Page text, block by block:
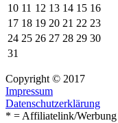
10 11 12 13 14 15 16
17 18 19 20 21 22 23
24 25 26 27 28 29 30
31
Copyright © 2017
Impressum
Datenschutzerklärung
* = Affiliatelink/Werbung